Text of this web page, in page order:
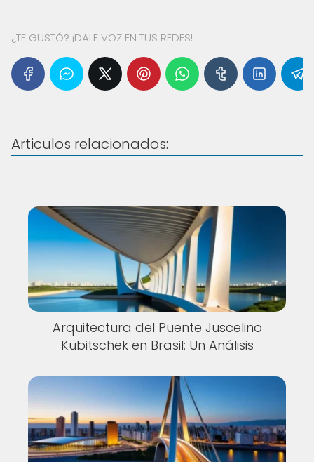
¿TE GUSTÓ? ¡DALE VOZ EN TUS REDES!
Articulos relacionados:
Arquitectura del Puente Juscelino
Kubitschek en Brasil: Un Análisis